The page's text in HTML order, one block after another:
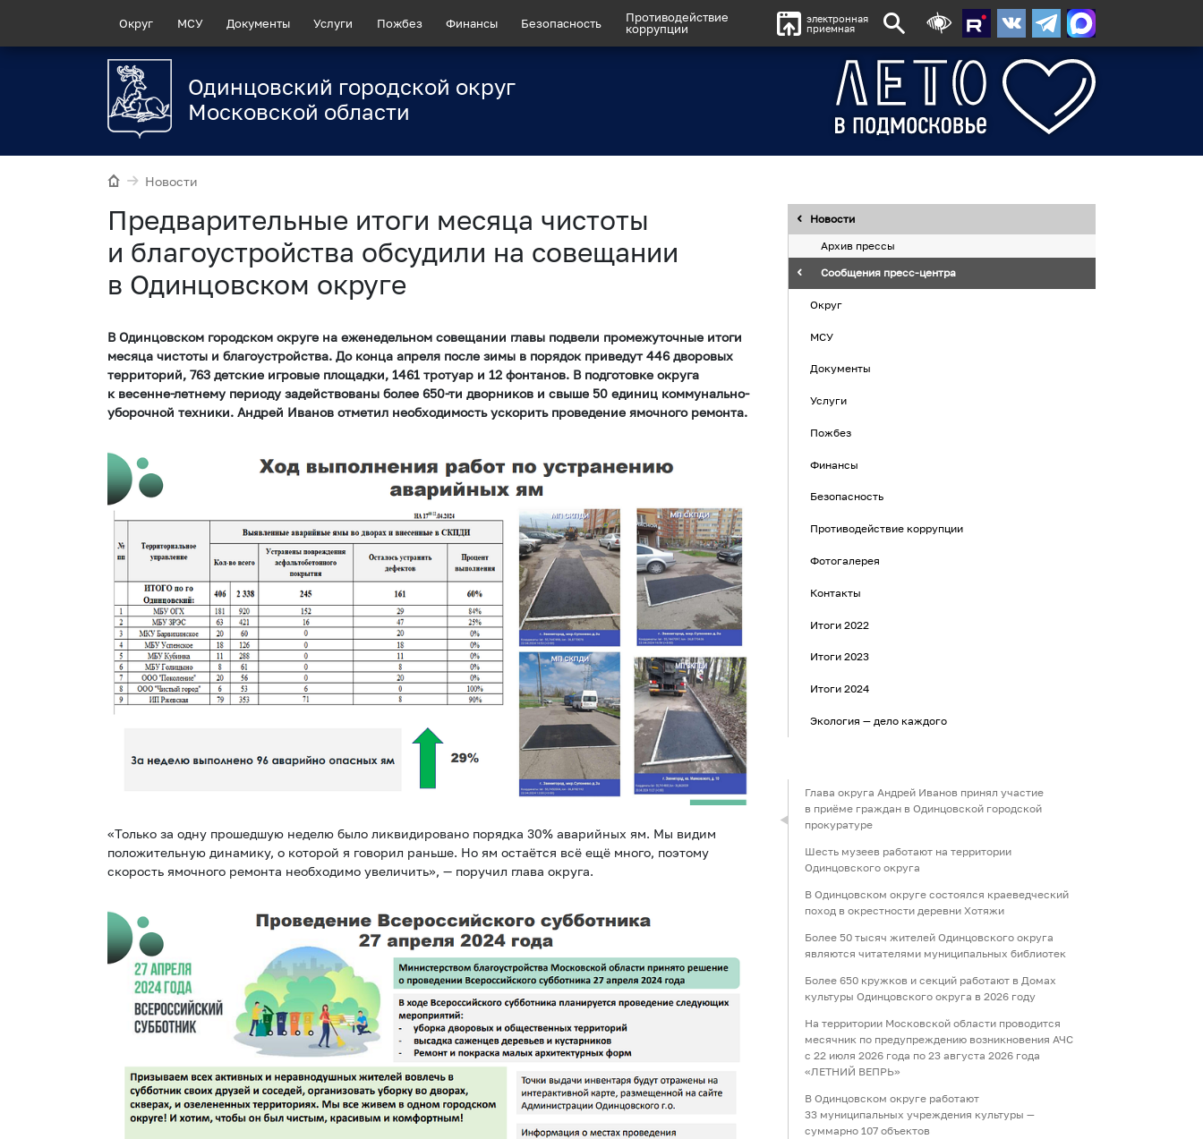
Округ МСУ Документы Услуги Пожбез Финансы Безопасность
Противодействие
коррупции
электронная
приемная
Одинцовский городской округ
Московской области
Новости
Предварительные итоги месяца чистоты
и благоустройства обсудили на совещании
в Одинцовском округе
В Одинцовском городском округе на еженедельном совещании главы подвели промежуточные итоги
месяца чистоты и благоустройства. До конца апреля после зимы в порядок приведут 446 дворовых
территорий, 763 детские игровые площадки, 1461 тротуар и 12 фонтанов. В подготовке округа
к весенне-летнему периоду задействованы более 650-ти дворников и свыше 50 единиц коммунально-
уборочной техники. Андрей Иванов отметил необходимость ускорить проведение ямочного ремонта.
«Только за одну прошедшую неделю было ликвидировано порядка 30% аварийных ям. Мы видим
положительную динамику, о которой я говорил раньше. Но ям остаётся всё ещё много, поэтому
скорость ямочного ремонта необходимо увеличить», — поручил глава округа.
Новости
Архив прессы
Сообщения пресс-центра
Округ
МСУ
Документы
Услуги
Пожбез
Финансы
Безопасность
Противодействие коррупции
Фотогалерея
Контакты
Итоги 2022
Итоги 2023
Итоги 2024
Экология — дело каждого
Глава округа Андрей Иванов принял участие
в приёме граждан в Одинцовской городской
прокуратуре
Шесть музеев работают на территории
Одинцовского округа
В Одинцовском округе состоялся краеведческий
поход в окрестности деревни Хотяжи
Более 50 тысяч жителей Одинцовского округа
являются читателями муниципальных библиотек
Более 650 кружков и секций работают в Домах
культуры Одинцовского округа в 2026 году
На территории Московской области проводится
месячник по предупреждению возникновения АЧС
с 22 июля 2026 года по 23 августа 2026 года
«ЛЕТНИЙ ВЕПРЬ»
В Одинцовском округе работают
33 муниципальных учреждения культуры —
суммарно 107 объектов